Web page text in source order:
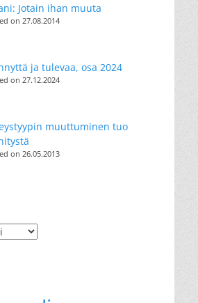
Jotain ihan muuta
on 27.08.2014
ja tulevaa, osa 2024
on 27.12.2024
muuttuminen tuo
on 26.05.2013